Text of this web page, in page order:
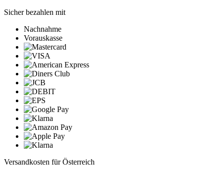
Sicher bezahlen mit
Nachnahme
Vorauskasse
Versandkosten für Österreich